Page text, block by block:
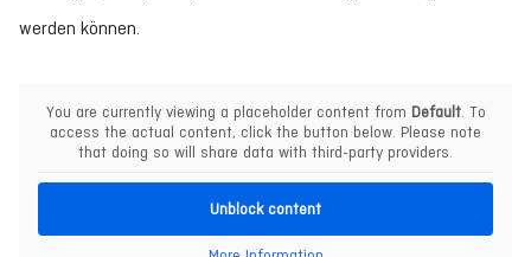
werden können.
You are currently viewing a placeholder content from Default. To
access the actual content, click the button below. Please note
that doing so will share data with third-party providers.
Unblock content